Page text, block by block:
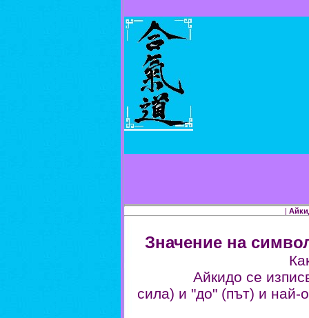
|
Значение на
Айкидо се
сила) и "до" (път) и най-